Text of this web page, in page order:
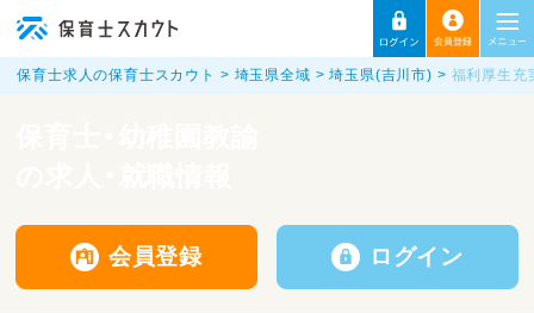
保育士求人の保育士スカウト 埼玉県全域 埼玉県(吉川市) 福利厚生充
会員登録 ログイン